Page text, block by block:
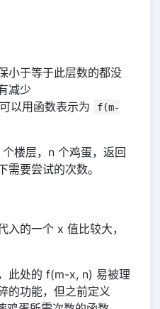
小于等于此层数的都没
减少
以用函数表示为
f(m-
楼层，n 个鸡蛋，返回
要尝试的次数。
入的一个 x 值比较大，
此处的 f(m-x, n) 易被理
的功能，但之前定义